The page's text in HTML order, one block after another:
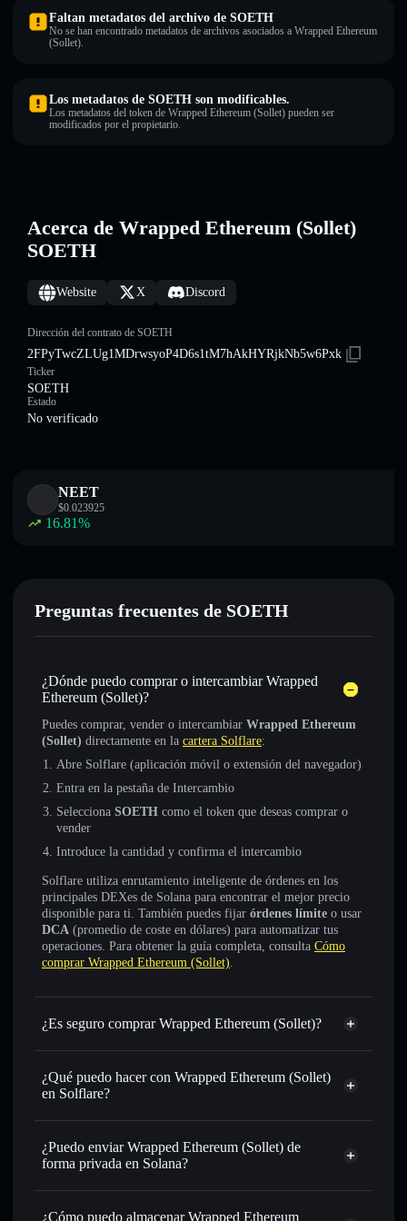
Faltan metadatos del archivo de SOETH
No se han encontrado metadatos de archivos asociados a Wrapped Ethereum
(Sollet).
Los metadatos de SOETH son modificables.
Los metadatos del token de Wrapped Ethereum (Sollet) pueden ser
modificados por el propietario.
Acerca de Wrapped Ethereum (Sollet)
SOETH
Website X Discord
Dirección del contrato de SOETH
2FPyTwcZLUg1MDrwsyoP4D6s1tM7hAkHYRjkNb5w6Pxk
Ticker
SOETH
Estado
No verificado
NEET
$0.023925
16.81%
Preguntas frecuentes de SOETH
¿Dónde puedo comprar o intercambiar Wrapped
Ethereum (Sollet)?
Puedes comprar, vender o intercambiar Wrapped Ethereum
(Sollet) directamente en la cartera Solflare:
Abre Solflare (aplicación móvil o extensión del navegador)
Entra en la pestaña de Intercambio
Selecciona SOETH como el token que deseas comprar o
vender
Introduce la cantidad y confirma el intercambio
Solflare utiliza enrutamiento inteligente de órdenes en los
principales DEXes de Solana para encontrar el mejor precio
disponible para ti. También puedes fijar órdenes límite o usar
DCA (promedio de coste en dólares) para automatizar tus
operaciones. Para obtener la guía completa, consulta Cómo
comprar Wrapped Ethereum (Sollet).
¿Es seguro comprar Wrapped Ethereum (Sollet)?
Wrapped Ethereum (Sollet) no está verificado
¿Qué puedo hacer con Wrapped Ethereum (Sollet)
en Solflare?
Wrapped Ethereum (Sollet) cartera de Solflare
Intercambiar al instante
: operar con SOETH para SOL,
de órdenes inteligente para el mejor precio disponible
Establecer órdenes límite: automatizar las operaciones en
¿Puedo enviar Wrapped Ethereum (Sollet) de
forma privada en Solana?
agregador de privacidad
¿Cómo puedo almacenar Wrapped Ethereum